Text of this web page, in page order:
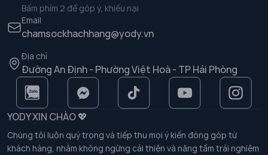
Bấm phím 2 để góp ý, khiếu nại
Email
chamsockhachhang@yody.vn
Địa chỉ
Đường An Định - Phường Việt Hoà - TP Hải Phòng
YODY XIN CHÀO 💖
Chúng tôi luôn quý trọng và tiếp thu mọi ý kiến đóng góp từ
khách hàng, nhằm không ngừng cải thiện và nâng tầm trải nghiệm